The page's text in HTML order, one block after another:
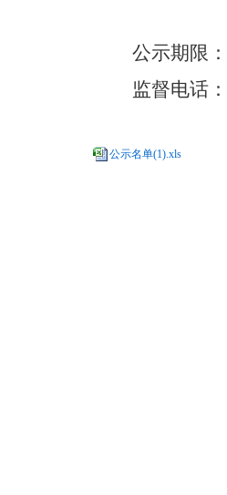
公示期限：
监督电话：
公示名单(1).xls